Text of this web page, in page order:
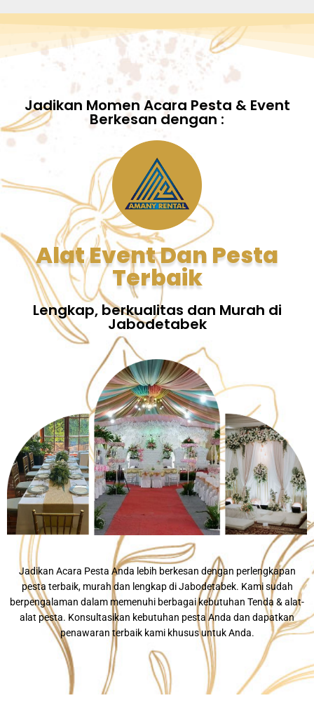
Jadikan Momen Acara Pesta & Event
Berkesan dengan :
Alat Event Dan Pesta
Terbaik
Lengkap, berkualitas dan Murah di
Jabodetabek
Jadikan Acara Pesta Anda lebih berkesan dengan perlengkapan
pesta terbaik, murah dan lengkap di Jabodetabek. Kami sudah
berpengalaman dalam memenuhi berbagai kebutuhan Tenda & alat-
alat pesta. Konsultasikan kebutuhan pesta Anda dan dapatkan
penawaran terbaik kami khusus untuk Anda.